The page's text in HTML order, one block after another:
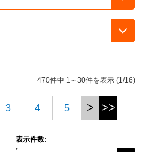
470件中 1～30件を表示 (1/16)
3 4 5 > >>
表示件数: